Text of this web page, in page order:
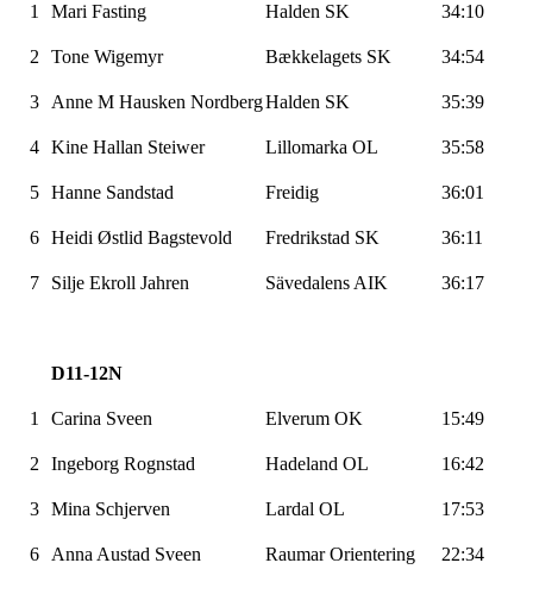
1 Mari Fasting Halden SK 34:10
2 Tone Wigemyr Bækkelagets SK 34:54
3 Anne M Hausken NordbergHalden SK 35:39
4 Kine Hallan Steiwer Lillomarka OL 35:58
5 Hanne Sandstad Freidig 36:01
6 Heidi Østlid Bagstevold Fredrikstad SK 36:11
7 Silje Ekroll Jahren Sävedalens AIK 36:17
D11-12N
1 Carina Sveen Elverum OK 15:49
2 Ingeborg Rognstad Hadeland OL 16:42
3 Mina Schjerven Lardal OL 17:53
6 Anna Austad Sveen RaumarOrientering 22:34